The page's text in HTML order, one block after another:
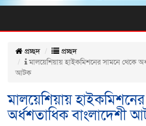
প্রচ্ছদ
প্রচ্ছদ
মালয়েশিয়ায় হাইকমিশনের সামনে থেকে
আটক
মালয়েশিয়ায়
অর্ধশতাধিক বাংলাদেশী